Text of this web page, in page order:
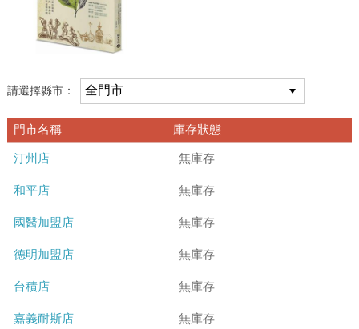
請選擇縣市：
門市名稱 庫存狀態
汀州店 無庫存
和平店 無庫存
國醫加盟店 無庫存
德明加盟店 無庫存
台積店 無庫存
嘉義耐斯店 無庫存